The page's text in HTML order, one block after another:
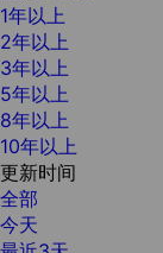
1年以上
2年以上
3年以上
5年以上
8年以上
10年以上
更新时间
全部
今天